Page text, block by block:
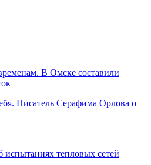
В Омске составили
Писатель Серафима Орлова о
тепловых сетей